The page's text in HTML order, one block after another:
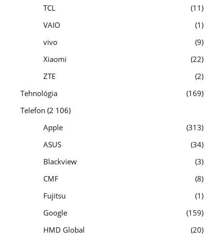
TCL
11
VAIO
1
vivo
9
Xiaomi
22
ZTE
2
Tehnológia
169
Telefon (2 106)
Apple
313
ASUS
34
Blackview
3
CMF
8
Fujitsu
1
Google
159
HMD Global
20